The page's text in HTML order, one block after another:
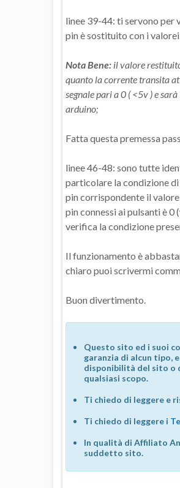
linee 39-44: ti servono per
pin è sostituito con i
Nota Bene: il valore
quanto la corrente transita
segnale pari a 0 ( <5v ) e
arduino;
Fatta questa premessa
linee 46-48: sono tutte
particolare la condizione di
pin corrispondente il
pin connessi ai pulsanti è
verifica la condizione
Il funzionamento è
chiaro puoi scrivermi
Buon divertimento.
Questo sito ed i suoi
garanzia di alcun tipo,
disponibilità del sito o
qualsiasi scopo.
Ti chiedo di leggere e
Ti chiedo di leggere i
In qualità di Affiliato
suddetto sito.